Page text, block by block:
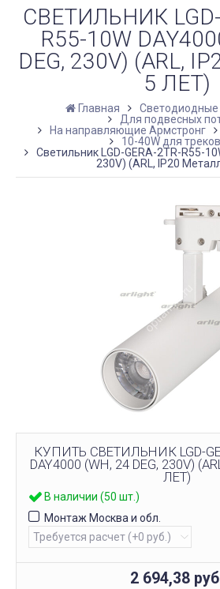
СВЕТИЛЬНИК LGD-
R55-10W
DEG, 230V) (ARL,
5 ЛЕТ)
Главная
Светодиодные
Для подвесных
На направляющие Армстронг
10-40W для
Светильник LGD-GERA-2TR-R55-
230V) (ARL, IP20
КУПИТЬ СВЕТИЛЬНИК LGD-
DAY4000 (WH, 24 DEG, 230V)
ЛЕТ)
В наличии (50 шт.)
Монтаж Москва и обл.
2 694,38